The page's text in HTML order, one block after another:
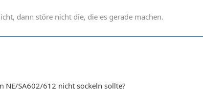
dann störe nicht die, die es gerade machen.
NE/SA602/612 nicht sockeln sollte?